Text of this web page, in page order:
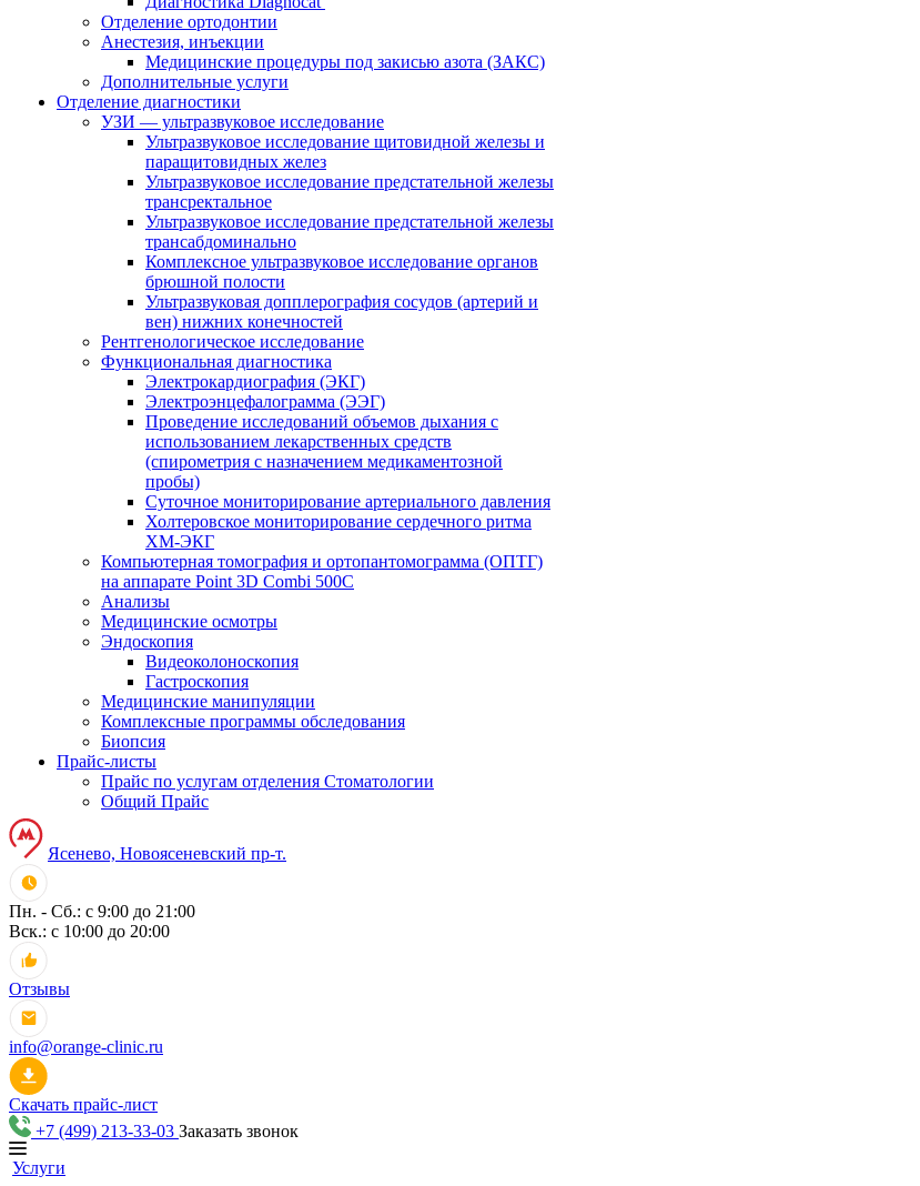
Отделение ортодонтии
Анестезия, инъекции
Медицинские процедуры под закисью азота (ЗАКС)
Дополнительные услуги
Отделение диагностики
УЗИ — ультразвуковое исследование
Ультразвуковое исследование щитовидной железы и
паращитовидных желез
Ультразвуковое исследование предстательной железы
трансректальное
Ультразвуковое исследование предстательной железы
трансабдоминально
Комплексное ультразвуковое исследование органов
брюшной полости
Ультразвуковая допплерография сосудов (артерий и
вен) нижних конечностей
Рентгенологическое исследование
Функциональная диагностика
Электрокардиография (ЭКГ)
Электроэнцефалограмма (ЭЭГ)
Проведение исследований объемов дыхания с
использованием лекарственных средств
(спирометрия с назначением медикаментозной
пробы)
Суточное мониторирование артериального давления
Холтеровское мониторирование сердечного ритма
ХМ-ЭКГ
Компьютерная томография и ортопантомограмма (ОПТГ)
на аппарате Point 3D Combi 500C
Анализы
Медицинские осмотры
Эндоскопия
Видеоколоноскопия
Гастроскопия
Медицинские манипуляции
Комплексные программы обследования
Биопсия
Прайс-листы
Прайс по услугам отделения Стоматологии
Общий Прайс
Ясенево, Новоясеневский пр-т.
Пн. - Сб.: с 9:00 до 21:00
Вск.: с 10:00 до 20:00
Отзывы
info@orange-clinic.ru
Скачать прайс-лист
+7 (499) 213-33-03 Заказать звонок
Услуги